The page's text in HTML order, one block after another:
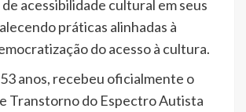
acessibilidade cultural em seus
práticas alinhadas à
do acesso à cultura.
53 anos, recebeu oficialmente o
Transtorno do Espectro Autista